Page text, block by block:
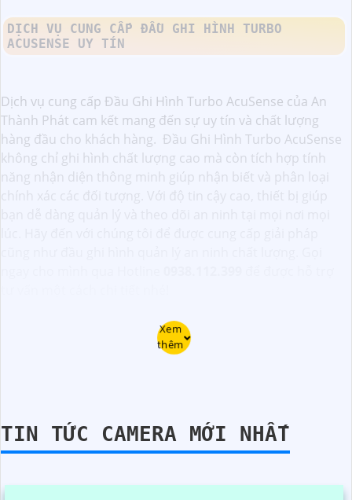
DỊCH VỤ CUNG CẤP ĐẦU GHI HÌNH TURBO
ACUSENSE UY TÍN
Dịch vụ cung cấp Đầu Ghi Hình Turbo AcuSense của An
Thành Phát cam kết mang đến sự uy tín và chất lượng
hàng đầu cho khách hàng. Đầu Ghi Hình Turbo AcuSense
không chỉ ghi hình chất lượng cao mà còn tích hợp tính
năng nhận diện thông minh giúp nhận biết và phân loại
chính xác các đối tượng. Với độ tin cậy cao, thiết bị giúp
Xem
thêm
TIN TỨC CAMERA MỚI NHẤT